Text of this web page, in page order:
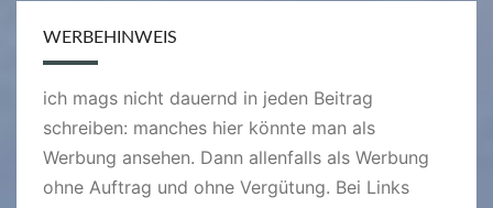
WERBEHINWEIS
ich mags nicht dauernd in jeden Beitrag
schreiben: manches hier könnte man als
Werbung ansehen. Dann allenfalls als Werbung
ohne Auftrag und ohne Vergütung. Bei Links